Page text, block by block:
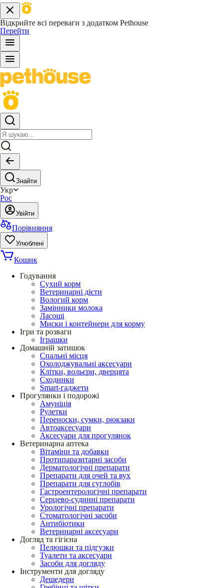
Відкрийте всі переваги з додатком Pethouse
Перейти
Знайти
Укр
Рос
Увійти
Порівняння
Улюблені
Кошик
Годування
Сухий корм
Ветеринарні дієти
Вологий корм
Замінники молока
Ласощі
Миски і контейнери для корму
Ігри та розваги
Іграшки
Домашній затишок
Спальні місця
Охолоджувальні аксесуари
Клітки, вольєри, дверцята
Сходинки
Smart-гаджети
Прогулянки і подорожі
Амуніція
Рулетки
Переноски, сумки, рюкзаки
Автоаксесуари
Аксесуари для прогулянок
Ветеринарна аптека
Вітаміни та добавки
Протипаразитарні засоби
Дерматологічні препарати
Препарати для очей та вух
Препарати для суглобів
Гастроентерологічні препарати
Серцево-судинні препарати
Урологічні препарати
Стоматологічні засоби
Антибіотики
Ветеринарні аксесуари
Догляд та гігієна
Пелюшки та підгузки
Туалети та аксесуари
Засоби для догляду
Інструменти для догляду
Дешедери